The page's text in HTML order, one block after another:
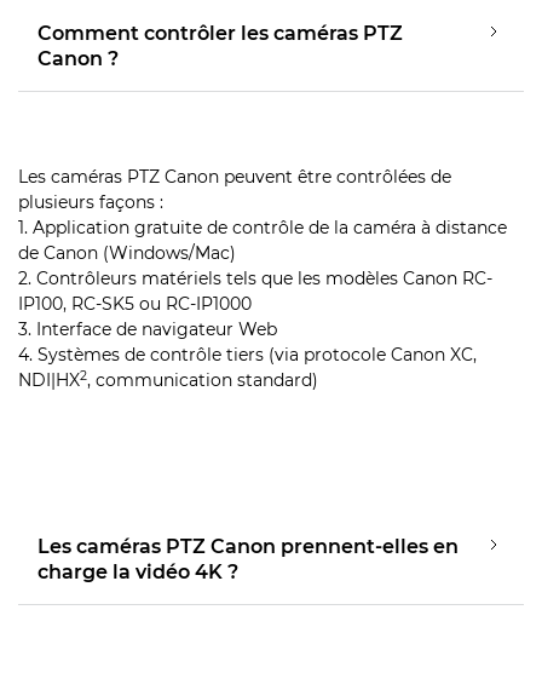
Comment contrôler les caméras PTZ
Canon ?
Les caméras PTZ Canon peuvent être contrôlées de
plusieurs façons :
1. Application gratuite de contrôle de la caméra à distance
de Canon (Windows/Mac)
2. Contrôleurs matériels tels que les modèles Canon RC-
IP100, RC-SK5 ou RC-IP1000
3. Interface de navigateur Web
4. Systèmes de contrôle tiers (via protocole Canon XC,
NDI|HX2, communication standard)
Les caméras PTZ Canon prennent-elles en
charge la vidéo 4K ?